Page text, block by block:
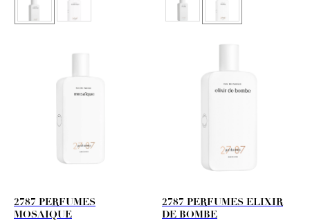
2787 PERFUMES
MOSAIQUE
2787 PERFUMES ELIXIR
DE BOMBE